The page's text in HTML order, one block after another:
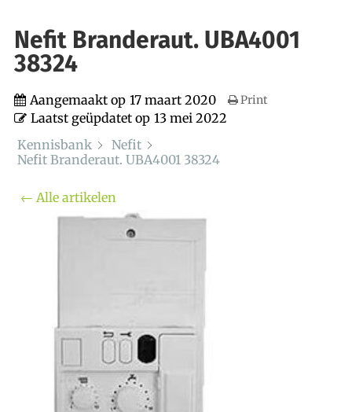
Nefit Branderaut. UBA4001
38324
Aangemaakt op 17 maart 2020
Laatst geüpdatet op 13 mei 2022
Print
Kennisbank
Nefit
Nefit Branderaut. UBA4001 38324
← Alle artikelen